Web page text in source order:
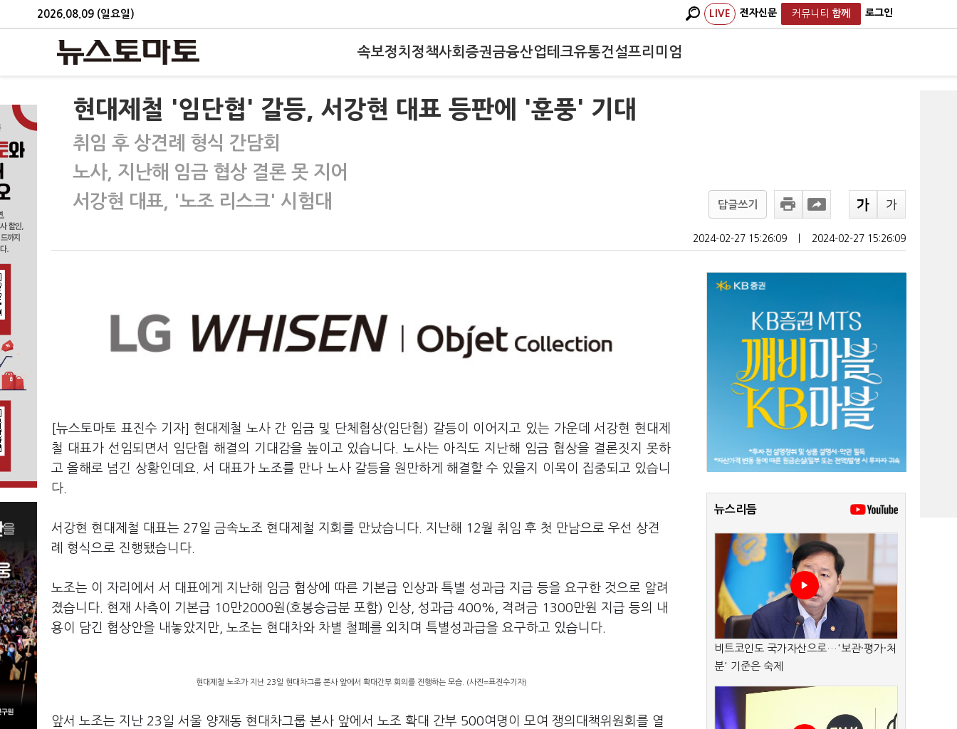
2026.08.09 (일요일) LIVE 전자신문 커뮤니티 함께 로그인
속보정치 정책사회 증권금융산업테크유통건설프리미엄
현대제철 '임단협' 갈등, 서강현 대표 등판에 '훈풍' 기대
취임 후 상견례 형식 간담회
노사, 지난해 임금 협상 결론 못 지어
서강현 대표, '노조 리스크' 시험대
답글쓰기
2024-02-27 15:26:09 2024-02-27 15:26:09
[뉴스토마토 표진수 기자] 현대제철 노사 간 임금 및 단체협상(임단협) 갈등이 이어지고 있는 가운데 서강현 현대제
철 대표가 선임되면서 임단협 해결의 기대감을 높이고 있습니다. 노사는 아직도 지난해 임금 협상을 결론짓지 못하
고 올해로 넘긴 상황인데요. 서 대표가 노조를 만나 노사 갈등을 원만하게 해결할 수 있을지 이목이 집중되고 있습니
다.
서강현 현대제철 대표는 27일 금속노조 현대제철 지회를 만났습니다. 지난해 12월 취임 후 첫 만남으로 우선 상견
례 형식으로 진행됐습니다.
노조는 이 자리에서 서 대표에게 지난해 임금 협상에 따른 기본급 인상과 특별 성과급 지급 등을 요구한 것으로 알려
졌습니다. 현재 사측이 기본급 10만2000원(호봉승급분 포함) 인상, 성과급 400%, 격려금 1300만원 지급 등의 내
용이 담긴 협상안을 내놓았지만, 노조는 현대차와 차별 철폐를 외치며 특별성과급을 요구하고 있습니다.
현대제철 노조가 지난 23일 현대차그룹 본사 앞에서 확대간부 회의를 진행하는 모습. (사진=표진수기자)
앞서 노조는 지난 23일 서울 양재동 현대차그룹 본사 앞에서 노조 확대 간부 500여명이 모여 쟁의대책위원회를 열
뉴스리듬
비트코인도 국가자산으로…'보관·평가·처
분' 기준은 숙제